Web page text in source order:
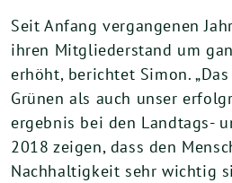
Seit Anfang ver­gan­ge­nen
ihren Mit­glie­der­stand um
erhöht, berich­tet Simon.
Grü­nen als auch unser
er­geb­nis bei den Land­tags-
2018 zei­gen, dass den
Nach­hal­tig­keit sehr wich­tig